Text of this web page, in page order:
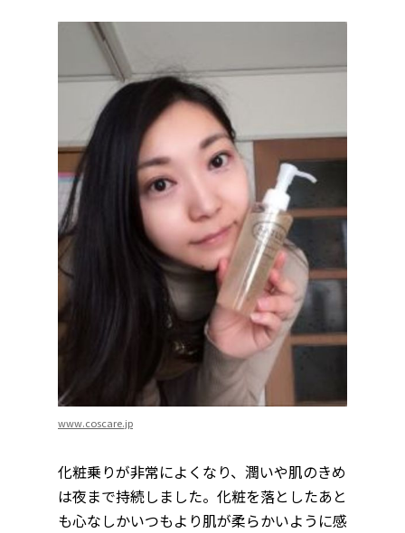
www.coscare.jp
化粧乗りが非常によくなり、潤いや肌のきめ
は夜まで持続しました。化粧を落としたあと
も心なしかいつもより肌が柔らかいように感